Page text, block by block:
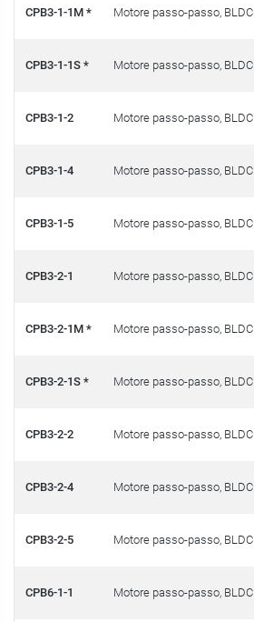
CPB3-1-1M * Motore passo-passo, BLDC
CPB3-1-1S * Motore passo-passo, BLDC
CPB3-1-2 Motore passo-passo, BLDC
CPB3-1-4 Motore passo-passo, BLDC
CPB3-1-5 Motore passo-passo, BLDC
CPB3-2-1 Motore passo-passo, BLDC
CPB3-2-1M * Motore passo-passo, BLDC
CPB3-2-1S * Motore passo-passo, BLDC
CPB3-2-2 Motore passo-passo, BLDC
CPB3-2-4 Motore passo-passo, BLDC
CPB3-2-5 Motore passo-passo, BLDC
CPB6-1-1 Motore passo-passo, BLDC